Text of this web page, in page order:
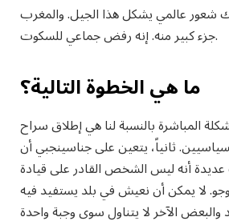
شعور عالمي يشكل هذا الجيل. والمغرب
جزء كبير منه. إنه رفض جماعي للسكوت.
ما هي الخطوة التالية؟
المباشرة بالنسبة لنا هي إطلاق سراح
ثانياً، يتعين على جناسينجبي أن
أنه ليس الشخص القادر على قيادة
لا يمكن أن نعيش في بلد يستفيد فيه
الآخر لا يتناول سوى وجبة واحدة